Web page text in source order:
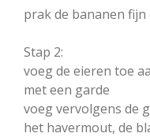
prak de bananen
Stap 2:
voeg de eieren toe
met een garde
voeg vervolgens de
het havermout, de